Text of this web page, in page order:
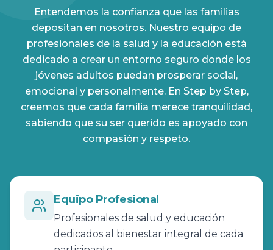
Entendemos la confianza que las familias
depositan en nosotros. Nuestro equipo de
profesionales de la salud y la educación está
dedicado a crear un entorno seguro donde los
jóvenes adultos puedan prosperar social,
emocional y personalmente. En Step by Step,
creemos que cada familia merece tranquilidad,
sabiendo que su ser querido es apoyado con
compasión y respeto.
Equipo Profesional
Profesionales de salud y educación
dedicados al bienestar integral de cada